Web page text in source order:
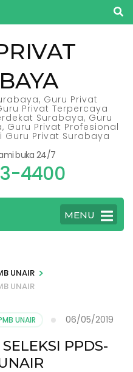
Guru Privat
Privat Terpercaya
Surabaya, Guru
Guru Privat Profesional
Guru Privat Surabaya
buka 24/7
4400
MENU
UNAIR >
UNAIR
UNAIR 06/05/2019
PPDS-